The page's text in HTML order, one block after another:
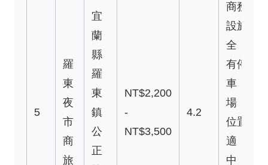
5
羅
東
夜
市
商
旅
宜
蘭
縣
羅
東
鎮
公
正
NT$2,200
-
NT$3,500
4.2
商務
設施
全，
有停
車
場，
位置
適
中，